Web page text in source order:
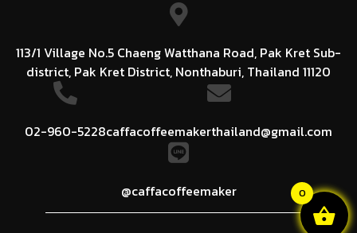
blank
113/1 Village No.5 Chaeng Watthana Road, Pak Kret Sub-
district, Pak Kret District, Nonthaburi, Thailand 11120
02-960-5228caffacoffeemakerthailand@gmail.com
@caffacoffeemaker 0